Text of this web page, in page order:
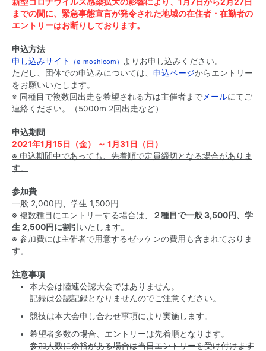
までの間に、緊急事態宣言が発令された地域の在住者・在勤者の
エントリーはお断りしております。
申込方法
申し込みサイト
（e-moshicom）
よりお申し込みください。
ただし、団体での申込みについては、 申込ページからエントリー
をお願いいたします。
※ 同種目で複数回出走を希望される方は主催者まで メールにてご
連絡ください。（5000m 2回出走など）
申込期間
2021年1月15日（金） ～ 1月31日（日）
※ 申込期間中であっても、先着順で定員締切となる場合がありま
す。
参加費
一般 2,000円、学生 1,500円
※ 複数種目にエントリーする場合は、
２種目で一般 3,500円、学
生 2,500円に割引 いたします。
※ 参加費には主催者で用意するゼッケンの費用も含まれておりま
す。
注意事項
本大会は陸連公認大会ではありません。
記録は公認記録となりませんのでご注意ください。
競技は本大会申し合わせ事項により実施します。
希望者多数の場合、エントリーは先着順となります。
参加人数に余裕がある場合は当日エントリーを受け付けます